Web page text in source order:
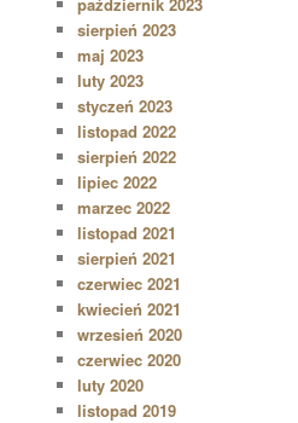
październik 2023
sierpień 2023
maj 2023
luty 2023
styczeń 2023
listopad 2022
sierpień 2022
lipiec 2022
marzec 2022
listopad 2021
sierpień 2021
czerwiec 2021
kwiecień 2021
wrzesień 2020
czerwiec 2020
luty 2020
listopad 2019